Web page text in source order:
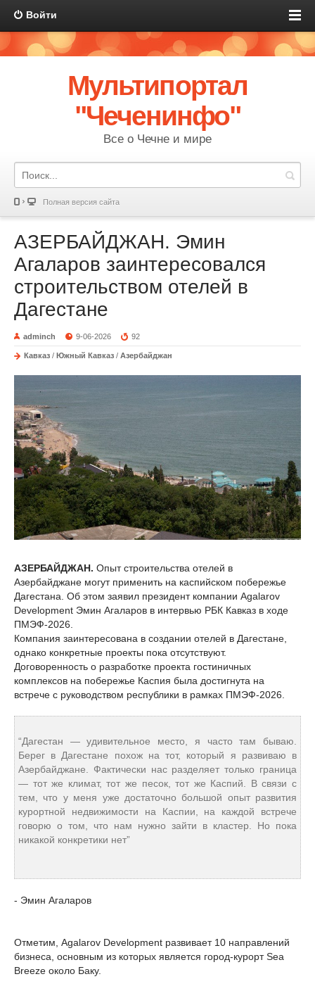
Войти
Мультипортал
"Чеченинфо"
Все о Чечне и мире
Полная версия сайта
АЗЕРБАЙДЖАН. Эмин
Агаларов заинтересовался
строительством отелей в
Дагестане
adminch 9-06-2026 92
Кавказ / Южный Кавказ / Азербайджан
АЗЕРБАЙДЖАН. Опыт строительства отелей в
Азербайджане могут применить на каспийском побережье
Дагестана. Об этом заявил президент компании Agalarov
Development Эмин Агаларов в интервью РБК Кавказ в ходе
ПМЭФ-2026.
Компания заинтересована в создании отелей в Дагестане,
однако конкретные проекты пока отсутствуют.
Договоренность о разработке проекта гостиничных
комплексов на побережье Каспия была достигнута на
встрече с руководством республики в рамках ПМЭФ-2026.
“Дагестан — удивительное место, я часто там бываю.
Берег в Дагестане похож на тот, который я развиваю в
Азербайджане. Фактически нас разделяет только граница
— тот же климат, тот же песок, тот же Каспий. В связи с
тем, что у меня уже достаточно большой опыт развития
курортной недвижимости на Каспии, на каждой встрече
говорю о том, что нам нужно зайти в кластер. Но пока
никакой конкретики нет”
- Эмин Агаларов
Отметим, Agalarov Development развивает 10 направлений
бизнеса, основным из которых является город-курорт Sea
Breeze около Баку.